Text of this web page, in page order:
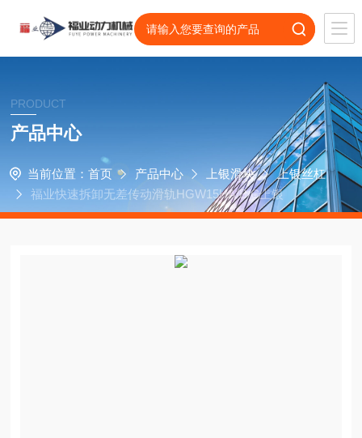
PRODUCT
产品中心
当前位置： 首页 产品中心 上银滑块
上银丝杠
福业快速拆卸无差传动滑轨HGW15HA/B/C上银